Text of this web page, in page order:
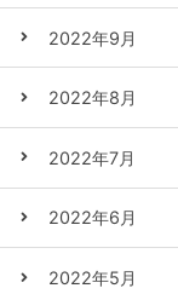
2022年9月
2022年8月
2022年7月
2022年6月
2022年5月